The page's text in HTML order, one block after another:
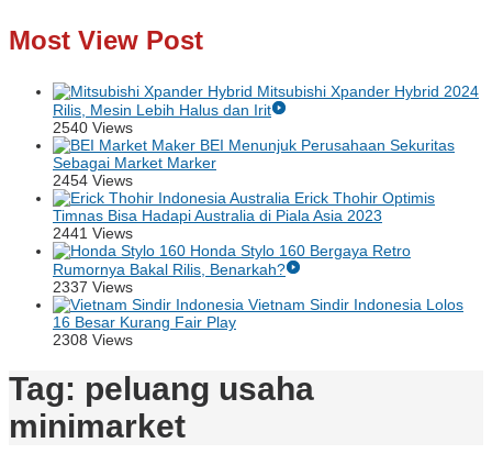
Most View Post
Mitsubishi Xpander Hybrid 2024
Rilis, Mesin Lebih Halus dan Irit
2540 Views
BEI Menunjuk Perusahaan Sekuritas
Sebagai Market Marker
2454 Views
Erick Thohir Optimis
Timnas Bisa Hadapi Australia di Piala Asia 2023
2441 Views
Honda Stylo 160 Bergaya Retro
Rumornya Bakal Rilis, Benarkah?
2337 Views
Vietnam Sindir Indonesia Lolos
16 Besar Kurang Fair Play
2308 Views
Tag: peluang usaha
minimarket